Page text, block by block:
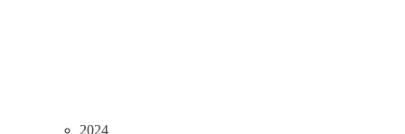
2024